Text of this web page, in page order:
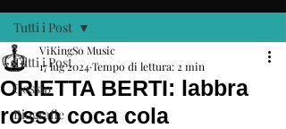
Tutti i Post
Gossip
Biografie
Tutti i Post
ORIETTA BERTI: labbra
rosso coca cola
ViKingSo Music
17 lug 2024Tempo di lettura: 2 min